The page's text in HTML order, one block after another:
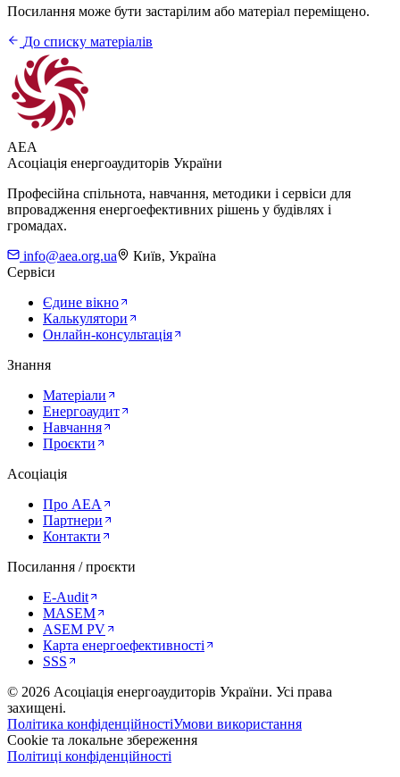
Посилання може бути застарілим або матеріал переміщено.
До списку матеріалів
AEA
Асоціація енергоаудиторів України
Професійна спільнота, навчання, методики і сервіси для
впровадження енергоефективних рішень у будівлях і
громадах.
info@aea.org.ua
Київ, Україна
Сервіси
Єдине вікно
Калькулятори
Онлайн-консультація
Знання
Матеріали
Енергоаудит
Навчання
Проєкти
Асоціація
Про AEA
Партнери
Контакти
Посилання / проєкти
E-Audit
MASEM
ASEM PV
Карта енергоефективності
SSS
© 2026 Асоціація енергоаудиторів України. Усі права
захищені.
Політика конфіденційностіУмови використання
Cookie та локальне збереження
Політиці конфіденційності